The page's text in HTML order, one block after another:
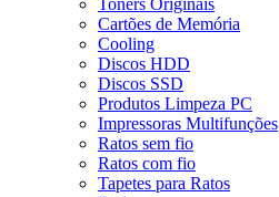
Cartões de Memória
Cooling
Discos HDD
Discos SSD
Produtos Limpeza PC
Impressoras Multifunções
Ratos sem fio
Ratos com fio
Tapetes para Ratos